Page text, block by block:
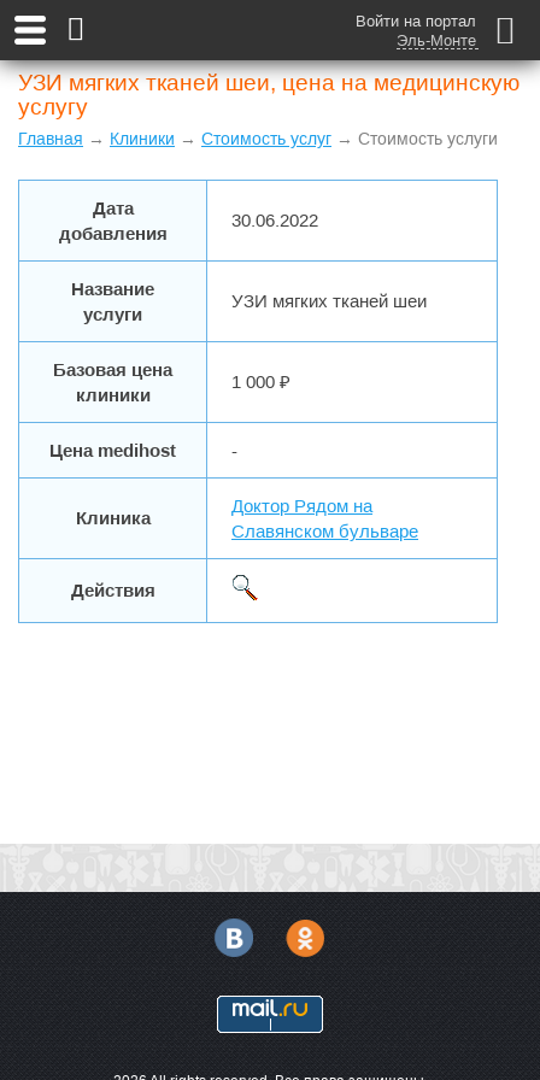
Войти на портал
Эль-Монте
УЗИ мягких тканей шеи, цена на медицинскую
услугу
Главная → Клиники → Стоимость услуг → Стоимость услуги
Дата
добавления
30.06.2022
Название
услуги
УЗИ мягких тканей шеи
Базовая цена
клиники
1 000 ₽
Цена medihost -
Клиника
Доктор Рядом на
Славянском бульваре
Действия